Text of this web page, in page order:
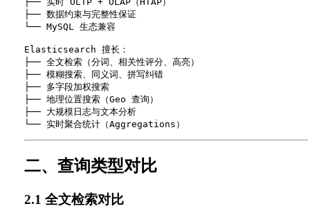
├── 数据约束与完整性保证
└── MySQL 生态兼容
Elasticsearch 擅长：
├── 全文检索（分词、相关性评分、高亮）
├── 模糊搜索、同义词、拼写纠错
├── 多字段加权搜索
├── 地理位置搜索（Geo 查询）
├── 大规模日志与文本分析
二、查询类型对比
2.1 全文检索对比